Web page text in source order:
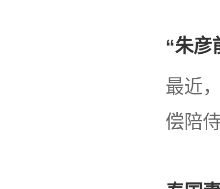
“朱
最近
偿陪